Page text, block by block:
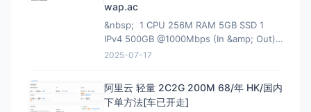
wap.ac
&nbsp; 1 CPU 256M RAM 5GB SSD 1
IPv4 500GB @1000Mbps (In &amp; Out)
KVM Virtualization 立即购买 &nbsp; HK
台,NVMe固
2025-07-17
阿里云 轻量 2C2G 200M 68/年 HK/国内
下单方法[车已开走]